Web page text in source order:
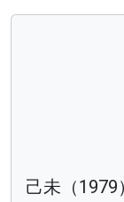
己未（1979